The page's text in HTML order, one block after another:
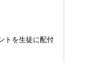
トを生徒に配付